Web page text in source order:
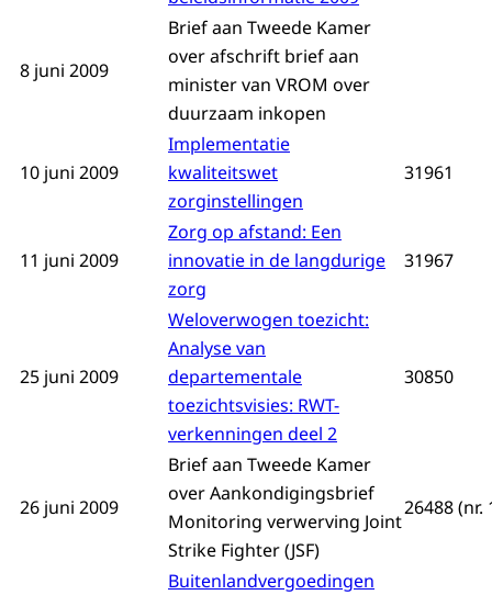
8 juni 2009
Brief aan Tweede Kamer
over afschrift brief aan
minister van VROM over
duurzaam inkopen
10 juni 2009
Implementatie
kwaliteitswet
zorginstellingen
31961
11 juni 2009
Zorg op afstand: Een
innovatie in de langdurige
zorg
31967
25 juni 2009
Weloverwogen toezicht:
Analyse van
departementale
toezichtsvisies: RWT-
verkenningen deel 2
30850
26 juni 2009
Brief aan Tweede Kamer
over Aankondigingsbrief
Monitoring verwerving Joint
Strike Fighter (JSF)
26488 (nr.
Buitenlandvergoedingen